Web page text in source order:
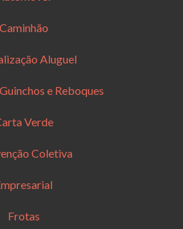
Caminhão
Aluguel
e Reboques
Verde
Coletiva
Frotas